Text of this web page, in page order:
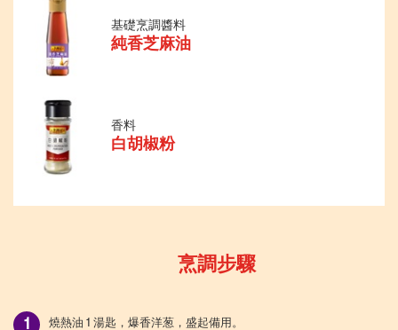
基礎烹調醬料
純香芝麻油
香料
白胡椒粉
烹調步驟
燒熱油 1 湯匙，爆香洋葱，盛起備用。